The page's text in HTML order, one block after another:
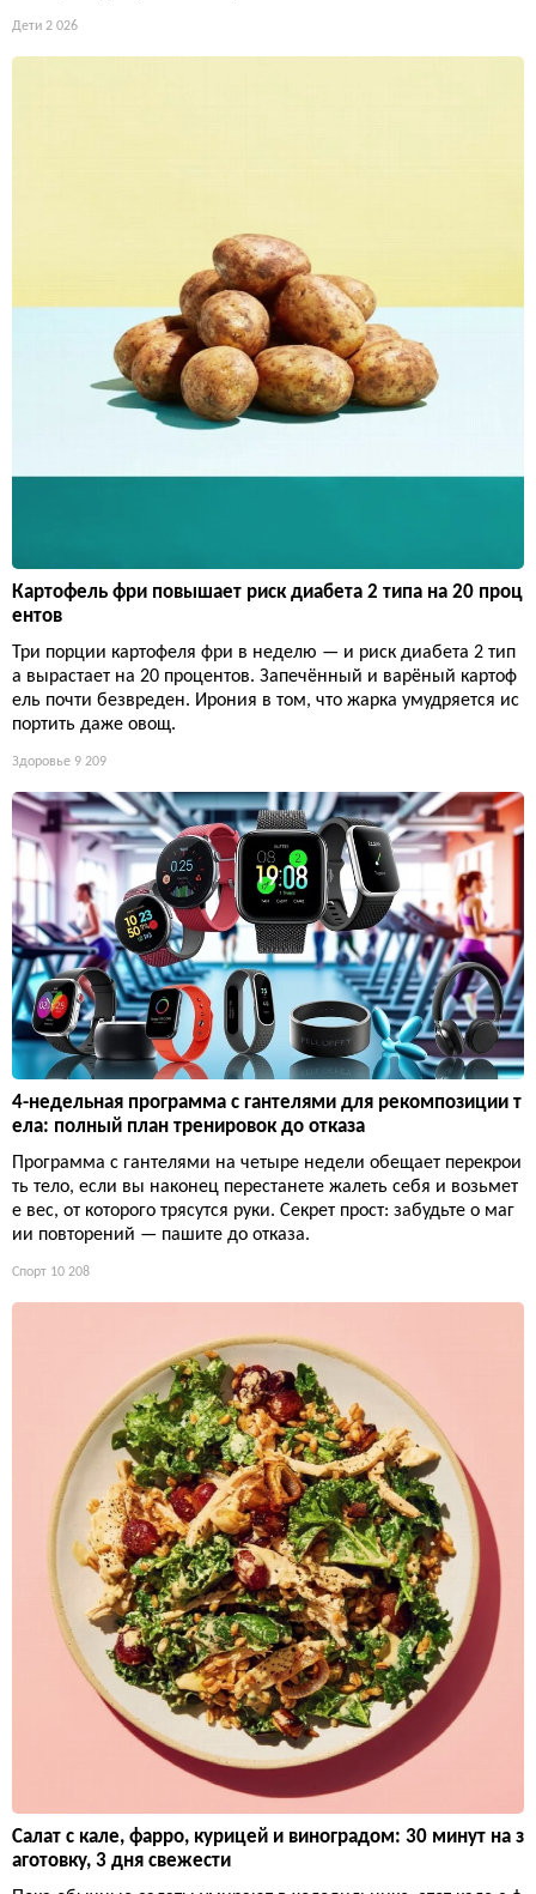
Дети 2 026
Картофель фри повышает риск диабета 2 типа на 20 проц
ентов
Три порции картофеля фри в неделю — и риск диабета 2 тип
а вырастает на 20 процентов. Запечённый и варёный картоф
ель почти безвреден. Ирония в том, что жарка умудряется ис
портить даже овощ.
Здоровье 9 209
4-недельная программа с гантелями для рекомпозиции т
ела: полный план тренировок до отказа
Программа с гантелями на четыре недели обещает перекрои
ть тело, если вы наконец перестанете жалеть себя и возьмет
е вес, от которого трясутся руки. Секрет прост: забудьте о маг
ии повторений — пашите до отказа.
Спорт 10 208
Салат с кале, фарро, курицей и виноградом: 30 минут на з
аготовку, 3 дня свежести